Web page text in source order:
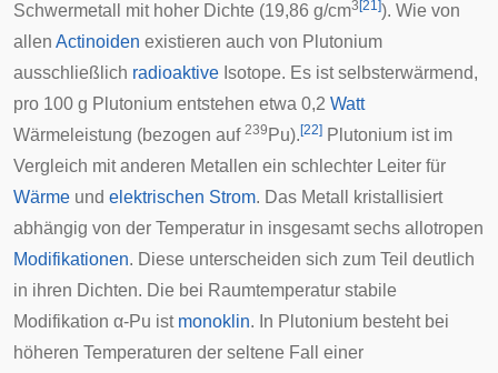
Schwermetall mit hoher Dichte (19,86 g/cm3 [21]). Wie von
allen Actinoiden existieren auch von Plutonium
ausschließlich radioaktive Isotope. Es ist selbsterwärmend,
pro 100 g Plutonium entstehen etwa 0,2 Watt
Wärmeleistung (bezogen auf 239 Pu). [22] Plutonium ist im
Vergleich mit anderen Metallen ein schlechter Leiter für
Wärme und elektrischen Strom. Das Metall kristallisiert
abhängig von der Temperatur in insgesamt sechs allotropen
Modifikationen. Diese unterscheiden sich zum Teil deutlich
in ihren Dichten. Die bei Raumtemperatur stabile
Modifikation α-Pu ist monoklin. In Plutonium besteht bei
höheren Temperaturen der seltene Fall einer